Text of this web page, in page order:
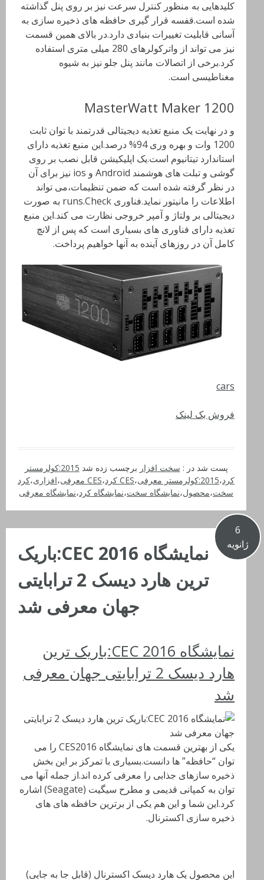
کلیدهایی به منظور کنترل سرعت نیز بر روی پنل گذاشته
شده است.قفسه قرار گیری حافظه های ذخیره سازی به
آسانی قابلیت تغییرات بنیادی دارد.در بالای همین قسمت
نیز می تواند از واترکولرهای 280 میلی متری استفاده
کرد.برخی از اتصالات مانند پنل جلو نیز به شیوه
مغناطیسی است.
MasterWatt Maker 1200
و در نهایت یک منبع تغذیه دیجیتالی قدرتمند با توان ثابت
1200 وات و بهره وری 94% درصد.این منبع تغذیه دارای
استاندارد تیتانیوم است.یک اپلیکیشن قابل نصب بر روی
گوشی و تبلت های هوشمند Android و ios نیز برای آن
در نظر گرفته شده است که ضمن تنظیمات،می تواند
اطلاعات را مانیتور نماید.فناوری runs.Check به صورت
دیجیتالی بر ولتاژ و آمپر خروجی نظارت می کند.این منبع
تغذیه دارای فناوری های بسیاری است که پس از لانچ
کامل آن در روزهای آینده به آنها خواهیم پرداخت.
cars
فروش بک لینک
پست شد در : سخت افزار برچسب زده شد
2015:کولرمستر
کرد،2015:کولرمستر معرفی ،CES کرد ،CES معرفی ،افزاری،کرد
سخت،محصول،نمایشگاه سخت،نمایشگاه کرد،نمایشگاه معرفی
6
ژانویه
نمایشگاه CEC 2016:باریک
ترین هارد دیسک 2 ترابایتی
جهان معرفی شد
نمایشگاه CEC 2016:باریک ترین
هارد دیسک 2 ترابایتی جهان معرفی
شد
یکی از بهترین قسمت های نمایشگاه CES2016 را می
توان “حافظه” ها دانست.بسیاری با تمرکز بر این بخش
ذخیره سازهای جذابی را معرفی کرده اند.از جمله آنها می
توان به کمپانی قدیمی و مطرح سیگیت (Seagate) اشاره
کرد.این شما و این هم یکی از برترین حافظه های های
ذخیره سازی اکسترنال.
این محصول یک هارد دیسک اکسترنال (قابل جا به جایی)